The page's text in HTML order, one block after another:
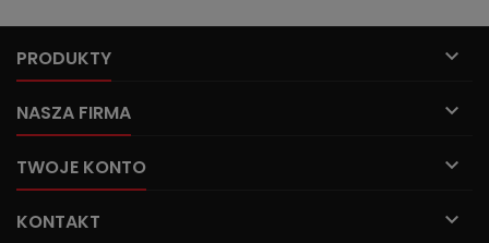
PRODUKTY 
NASZA FIRMA 
TWOJE KONTO 
KONTAKT 